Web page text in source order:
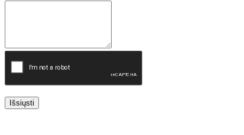
Išsiųsti